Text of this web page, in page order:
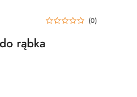
(0)
rąbka